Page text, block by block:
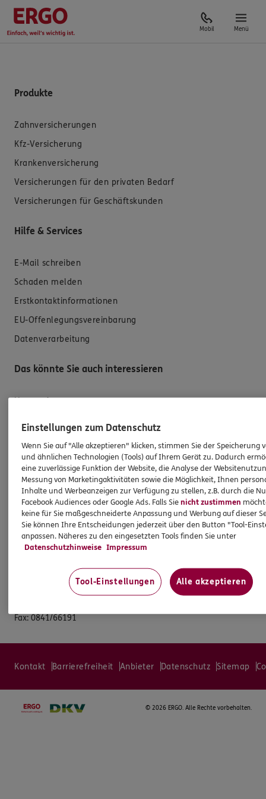
Mobil Menü
Produkte
Zahnversicherungen
Kfz-Versicherung
Krankenversicherung
Versicherungen für den privaten Bedarf
Versicherungen für Geschäftskunden
Hilfe & Services
E-Mail schreiben
Schaden melden
Erstkontaktinformationen
EU-Offenlegungsvereinbarung
Datenverarbeitung
Das könnte Sie auch interessieren
Unsere Agentur
Kooperationspartner
Schwerpunkte
ERGO Versicherung Robert Gauder
Generalagentur
Manchinger Str. 50
85053 Ingolstadt
Fax: 0841/66191
Kontakt Barrierefreiheit Anbieter Datenschutz Sitemap
© 2026 ERGO. Alle Rechte vorbehalten.
Einstellungen zum Datenschutz
Wenn Sie auf "Alle akzeptieren" klicken, stimmen Sie der Speicherung
und ähnlichen Technologien (Tools) auf Ihrem Gerät zu. Dadurch
eine zuverlässige Funktion der Website, die Analyse der
Messung von Marketingaktivitäten sowie die Möglichkeit, Ihnen
Inhalte und Werbeanzeigen zur Verfügung zu stellen, z.B. durch die
Facebook Audiences oder Google Ads. Falls Sienicht zustimmen
keine für Sie maßgeschneiderte Anpassung und Werbung auf dieser
Sie können Ihre Entscheidungen jederzeit über den Button "Tool-
anpassen. Näheres zu den eingesetzten Tools finden Sie unter
Datenschutzhinweise Impressum
Tool-Einstellungen Alle akzeptieren